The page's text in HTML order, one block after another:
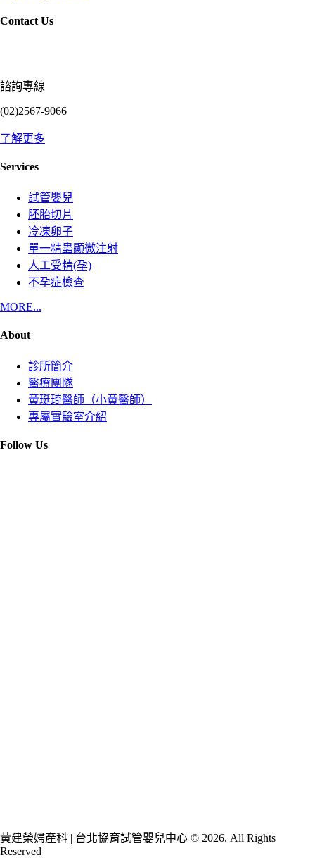
Contact Us
諮詢專線
(02)2567-9066
了解更多
Services
試管嬰兒
胚胎切片
冷凍卵子
單一精蟲顯微注射
人工受精(孕)
不孕症檢查
MORE...
About
診所簡介
醫療團隊
黃珽琦醫師（小黃醫師）
專屬實驗室介紹
Follow Us
黃建榮婦產科 | 台北協育試管嬰兒中心 © 2026. All Rights
Reserved